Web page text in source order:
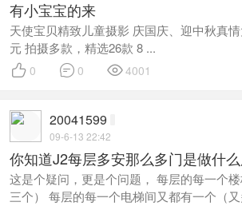
有小宝宝的来
天使宝贝精致儿童摄影 庆国庆、迎中秋真
元 拍摄多款，精选26款 8 ...
 0  0 4001
20041599
09-6-13 22:42
你知道J2每层多安那么多门是做什么
这是个疑问，更是个问题， 每层的每一个
三个） 每层的每一个电梯间又都有一个（